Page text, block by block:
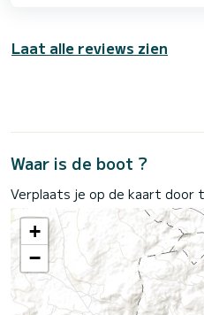
Laat alle reviews zien
Waar is de boot ?
Verplaats je op de kaart door
+
−